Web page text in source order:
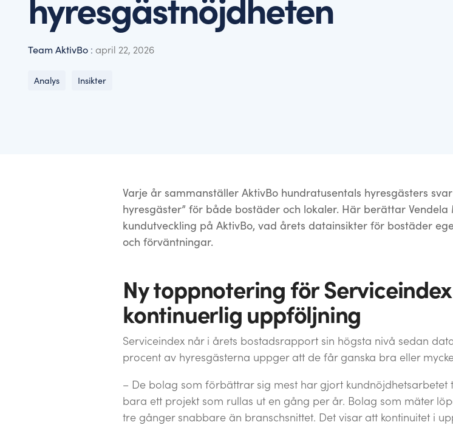
Benchmarking – använd best practice
Jämför er mot branschen, vår data hjälper er att sätta mål och skapa drivkraft.
Här hittar du våra senaste nyheter, pressmaterial och kontaktuppgifter.
hyresgästnöjdheten
Team AktivBo : april 22, 2026
Analys Insikter
Varje år sammanställer AktivBo hundratusentals hyresgästers
hyresgäster” för både bostäder och lokaler. Här berättar
kundutveckling på AktivBo, vad årets datainsikter för bostäder
och förväntningar.
Ny toppnotering för
kontinuerlig uppföljning
Serviceindex når i årets bostadsrapport sin högsta nivå sedan
procent av hyresgästerna uppger att de får ganska bra eller
– De bolag som förbättrar sig mest har gjort
bara ett projekt som rullas ut en gång per år. Bolag som mäter
tre gånger snabbare än branschsnittet. Det visar att kontinuitet i